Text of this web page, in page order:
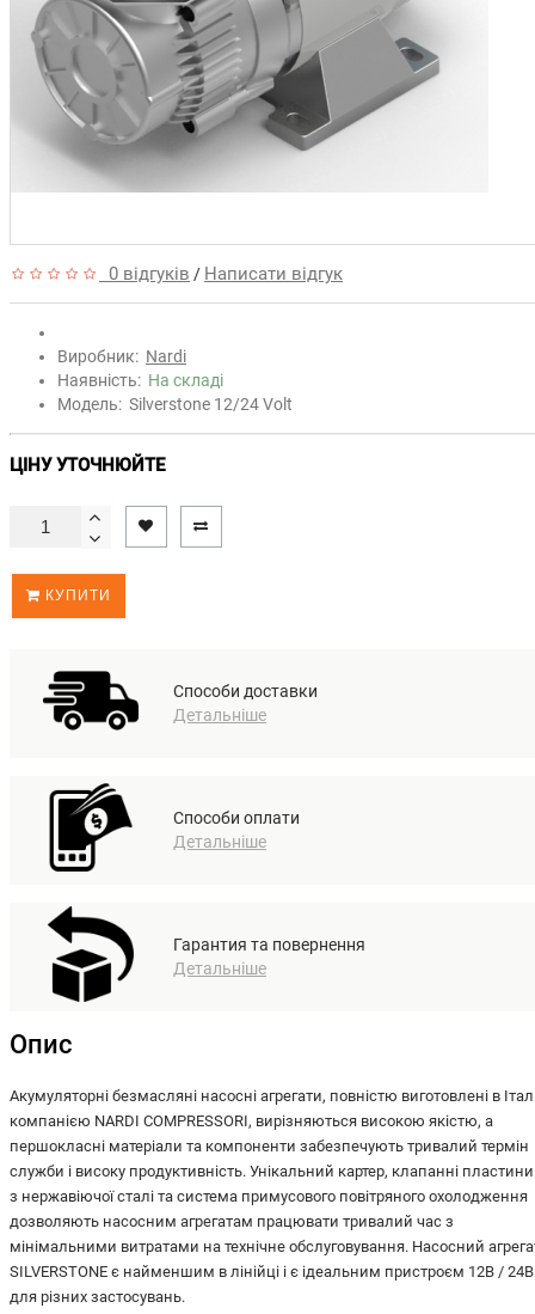
0 відгуків / Написати відгук
Виробник: Nardi
Наявність: На складі
Модель: Silverstone 12/24 Volt
ЦІНУ УТОЧНЮЙТЕ
КУПИТИ
Способи доставки
Детальніше
Способи оплати
Детальніше
Гарантия та повернення
Детальніше
Опис
Акумуляторні безмасляні насосні агрегати, повністю виготовлені в
компанією NARDI COMPRESSORI, вирізняються високою якістю, а
першокласні матеріали та компоненти забезпечують тривалий термін
служби і високу продуктивність. Унікальний картер, клапанні пластини
з нержавіючої сталі та система примусового повітряного охолодження
дозволяють насосним агрегатам працювати тривалий час з
мінімальними витратами на технічне обслуговування. Насосний
SILVERSTONE є найменшим в лінійці і є ідеальним пристроєм 12В / 24В
для різних застосувань.